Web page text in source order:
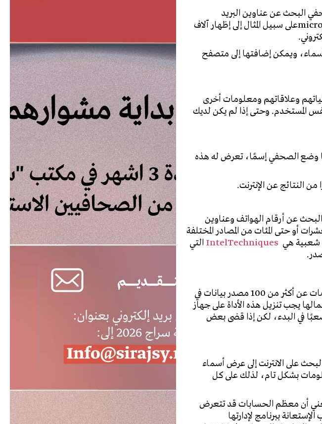
البحث عن عناوين البريد
على سبيل المثال إلى إظهار آلاف
.
ويمكن إضافتها إلى متصفح
وعلاقاتهم ومعلومات أخرى
المستخدم. وحتى إذا لم يكن لديك
وضع الصحفي إسمًا، تعرض له هذه
النتائج عن الإنترنت.
عن أرقام الهواتف وعناوين
أو حتى المئات من المصادر المختلفة
شعبية هي IntelTechniques التي
أداة مفتوحة المصدر مكتوبة بلغة بايثون، ويمكن استخدامها للعثور على معلومات عن أكثر من 100 مصدر بيانات في
يجب تنزيل هذه الأداة على جهاز
في البدء، لكن إذا قضى بعض
على الانترنت إلى عرض أسماء
بشكل تام، لذلك على كل
أن معظم الحسابات قد تتعرض
ببرنامج لإدارتها